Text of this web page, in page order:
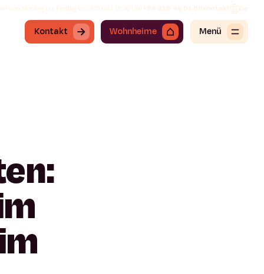
von Montag bis Freitag von 8:30 bis 19:30 Uhr+34 919 49 91 68Kontakt De
Kontakt Wohnheime Menü